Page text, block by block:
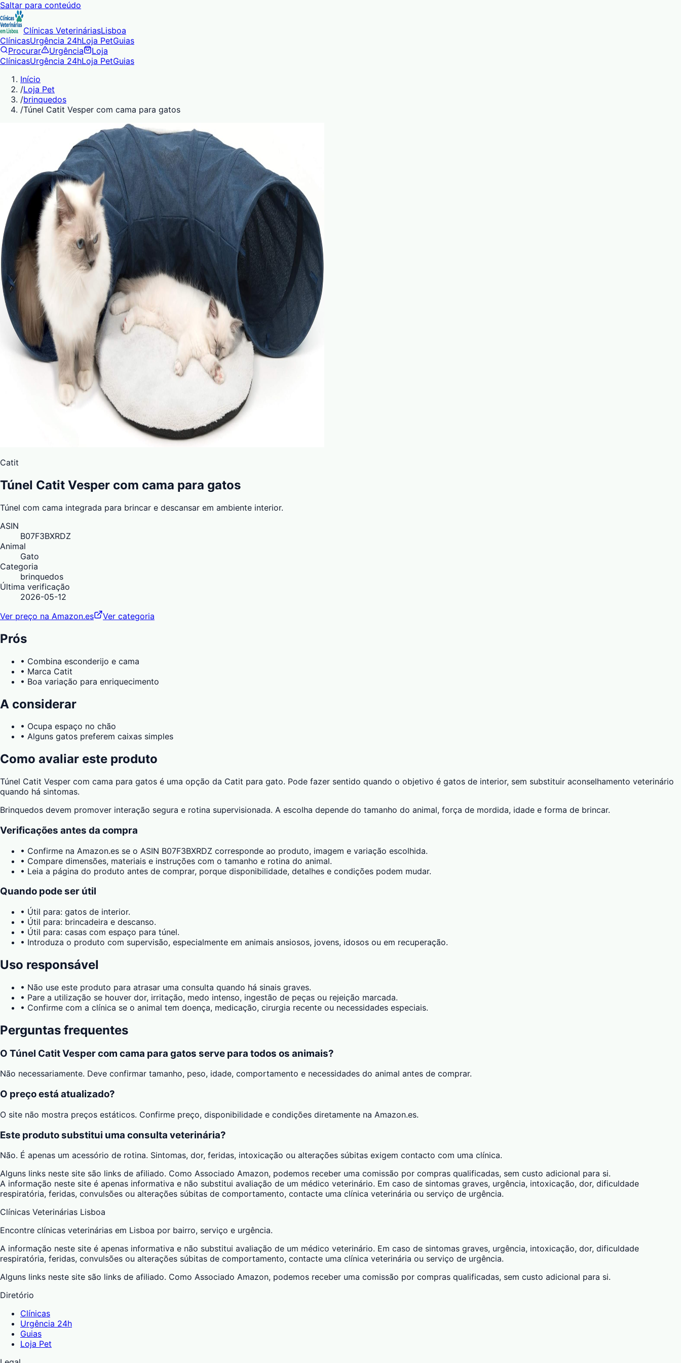
Saltar para conteúdo
Clínicas VeterináriasLisboa
ClínicasUrgência 24hLoja PetGuias
Procurar
Urgência
Loja
ClínicasUrgência 24hLoja PetGuias
Início
/Loja Pet
/brinquedos
/Túnel Catit Vesper com cama para gatos
Catit
Túnel Catit Vesper com cama para gatos
Túnel com cama integrada para brincar e descansar em ambiente interior.
ASIN
B07F3BXRDZ
Animal
Gato
Categoria
brinquedos
Última verificação
2026-05-12
Ver preço na Amazon.es
Ver categoria
Prós
• Combina esconderijo e cama
• Marca Catit
• Boa variação para enriquecimento
A considerar
• Ocupa espaço no chão
• Alguns gatos preferem caixas simples
Como avaliar este produto
Túnel Catit Vesper com cama para gatos é uma opção da Catit para gato. Pode fazer sentido quando o objetivo é gatos de interior, sem substituir aconselhamento veterinário
quando há sintomas.
Brinquedos devem promover interação segura e rotina supervisionada. A escolha depende do tamanho do animal, força de mordida, idade e forma de brincar.
Verificações antes da compra
• Confirme na Amazon.es se o ASIN B07F3BXRDZ corresponde ao produto, imagem e variação escolhida.
• Compare dimensões, materiais e instruções com o tamanho e rotina do animal.
• Leia a página do produto antes de comprar, porque disponibilidade, detalhes e condições podem mudar.
Quando pode ser útil
• Útil para: gatos de interior.
• Útil para: brincadeira e descanso.
• Útil para: casas com espaço para túnel.
• Introduza o produto com supervisão, especialmente em animais ansiosos, jovens, idosos ou em recuperação.
Uso responsável
• Não use este produto para atrasar uma consulta quando há sinais graves.
• Pare a utilização se houver dor, irritação, medo intenso, ingestão de peças ou rejeição marcada.
• Confirme com a clínica se o animal tem doença, medicação, cirurgia recente ou necessidades especiais.
Perguntas frequentes
O Túnel Catit Vesper com cama para gatos serve para todos os animais?
Não necessariamente. Deve confirmar tamanho, peso, idade, comportamento e necessidades do animal antes de comprar.
O preço está atualizado?
O site não mostra preços estáticos. Confirme preço, disponibilidade e condições diretamente na Amazon.es.
Este produto substitui uma consulta veterinária?
Não. É apenas um acessório de rotina. Sintomas, dor, feridas, intoxicação ou alterações súbitas exigem contacto com uma clínica.
Alguns links neste site são links de afiliado. Como Associado Amazon, podemos receber uma comissão por compras qualificadas, sem custo adicional para si.
A informação neste site é apenas informativa e não substitui avaliação de um médico veterinário. Em caso de sintomas graves, urgência, intoxicação, dor, dificuldade
respiratória, feridas, convulsões ou alterações súbitas de comportamento, contacte uma clínica veterinária ou serviço de urgência.
Clínicas Veterinárias Lisboa
Encontre clínicas veterinárias em Lisboa por bairro, serviço e urgência.
A informação neste site é apenas informativa e não substitui avaliação de um médico veterinário. Em caso de sintomas graves, urgência, intoxicação, dor, dificuldade
respiratória, feridas, convulsões ou alterações súbitas de comportamento, contacte uma clínica veterinária ou serviço de urgência.
Alguns links neste site são links de afiliado. Como Associado Amazon, podemos receber uma comissão por compras qualificadas, sem custo adicional para si.
Diretório
Clínicas
Urgência 24h
Guias
Loja Pet